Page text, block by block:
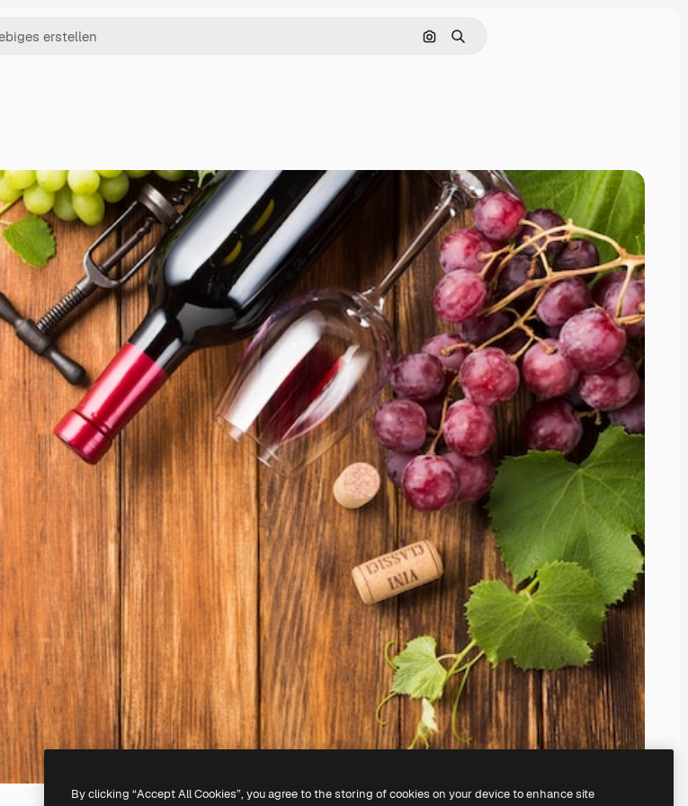
Nach Bild suchen
Suchen
By clicking “Accept All Cookies”, you agree to the storing of cookies on your device to enhance site